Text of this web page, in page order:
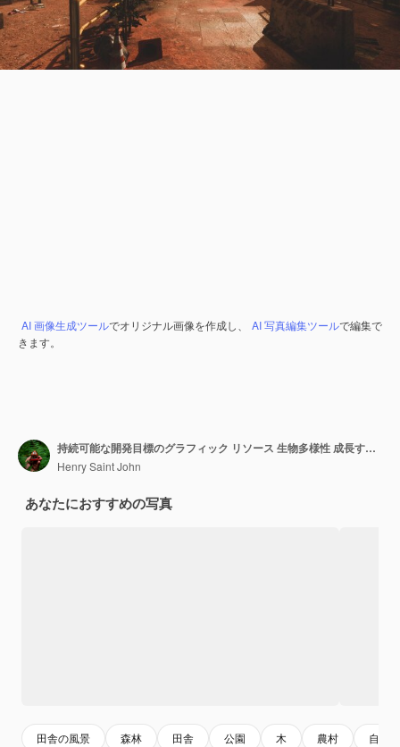
AI 画像生成ツールでオリジナル画像を作成し、 AI 写真編集ツールで編集で
きます。
持続可能な開発目標のグラフィック リソース 生物多様性 成長する経済とエコロジー
Henry Saint John
あなたにおすすめの写真
田舎の風景 森林 田舎 公園 木 農村 自然